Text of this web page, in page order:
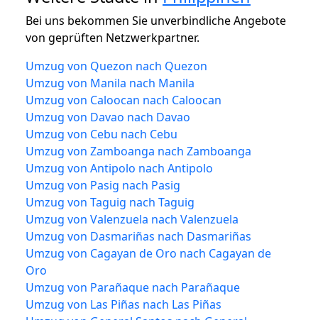
Bei uns bekommen Sie unverbindliche Angebote
von geprüften Netzwerkpartner.
Umzug von Quezon nach Quezon
Umzug von Manila nach Manila
Umzug von Caloocan nach Caloocan
Umzug von Davao nach Davao
Umzug von Cebu nach Cebu
Umzug von Zamboanga nach Zamboanga
Umzug von Antipolo nach Antipolo
Umzug von Pasig nach Pasig
Umzug von Taguig nach Taguig
Umzug von Valenzuela nach Valenzuela
Umzug von Dasmariñas nach Dasmariñas
Umzug von Cagayan de Oro nach Cagayan de
Oro
Umzug von Parañaque nach Parañaque
Umzug von Las Piñas nach Las Piñas